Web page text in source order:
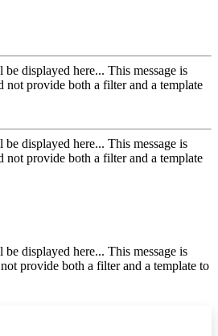
displayed here... This message is
not provide both a filter and a template
displayed here... This message is
not provide both a filter and a template
displayed here... This message is
provide both a filter and a template to